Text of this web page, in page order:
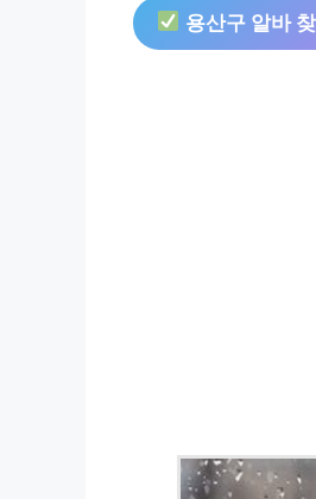
용산구 알바